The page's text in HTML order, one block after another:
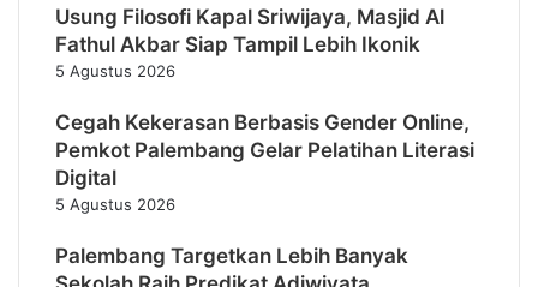
Usung Filosofi Kapal Sriwijaya, Masjid Al
Fathul Akbar Siap Tampil Lebih Ikonik
5 Agustus 2026
Cegah Kekerasan Berbasis Gender Online,
Pemkot Palembang Gelar Pelatihan Literasi
Digital
5 Agustus 2026
Palembang Targetkan Lebih Banyak